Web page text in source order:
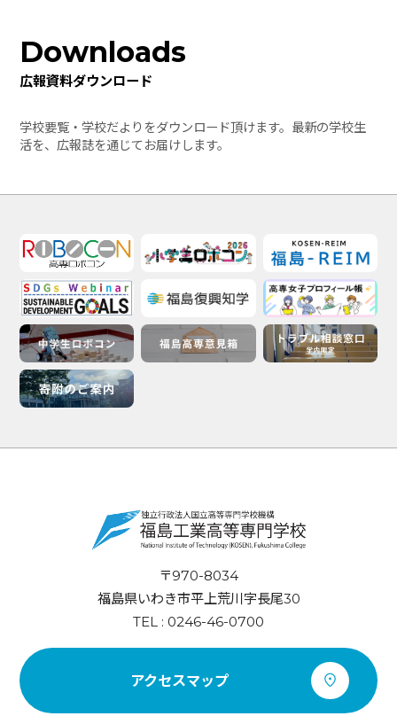
Downloads
広報資料ダウンロード
学校要覧・学校だよりをダウンロード頂けます。最新の学校生
活を、広報誌を通じてお届けします。
〒970-8034
福島県いわき市平上荒川字長尾30
TEL : 0246-46-0700
アクセスマップ